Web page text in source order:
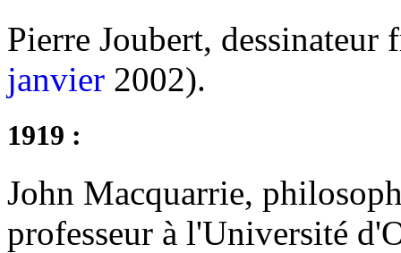
Pierre Joubert, dessinateur
janvier 2002).
1919 :
John Macquarrie,
professeur à l'Université